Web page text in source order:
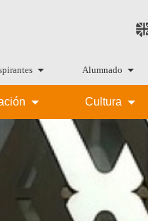
Alumnado
Cultura